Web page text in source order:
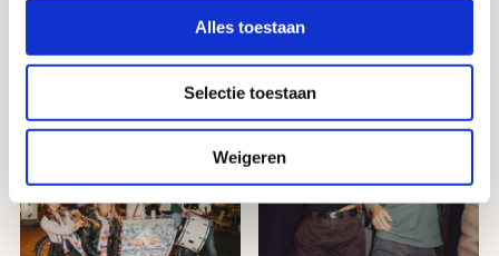
Alles toestaan
Selectie toestaan
Weigeren